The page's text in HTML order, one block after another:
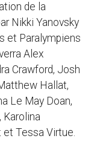
de la
Nikki Yanovsky
et Paralympiens
Alex
Crawford, Josh
Hallat,
Le May Doan,
Tessa Virtue.